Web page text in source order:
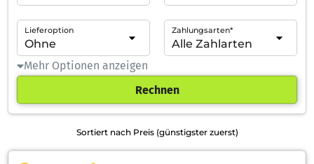
Lieferoption Zahlungsarten*
Mehr Optionen anzeigen
Rechnen
Sortiert nach Preis (günstigster zuerst)